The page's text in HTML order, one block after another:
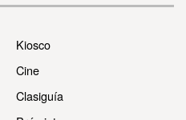
Kiosco
Cine
Clasiguía